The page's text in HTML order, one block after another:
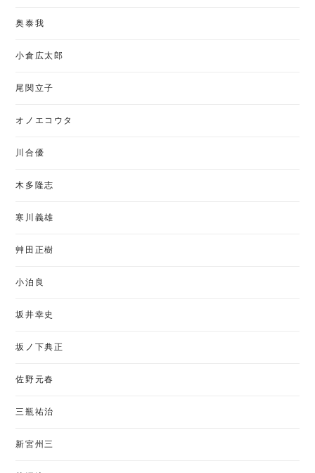
奥泰我
小倉広太郎
尾関立子
オノエコウタ
川合優
木多隆志
寒川義雄
艸田正樹
小泊良
坂井幸史
坂ノ下典正
佐野元春
三瓶祐治
新宮州三